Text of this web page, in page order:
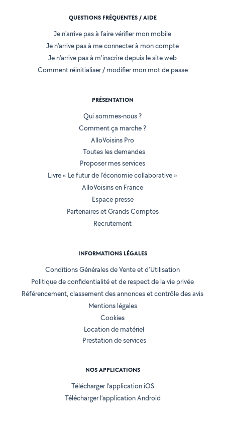
QUESTIONS FRÉQUENTES / AIDE
Je n'arrive pas à faire vérifier mon mobile
Je n'arrive pas à me connecter à mon compte
Je n'arrive pas à m'inscrire depuis le site web
Comment réinitialiser / modifier mon mot de passe
PRÉSENTATION
Qui sommes-nous ?
Comment ça marche ?
AlloVoisins Pro
Toutes les demandes
Proposer mes services
Livre « Le futur de l'économie collaborative »
AlloVoisins en France
Espace presse
Partenaires et Grands Comptes
Recrutement
INFORMATIONS LÉGALES
Conditions Générales de Vente et d'Utilisation
Politique de confidentialité et de respect de la vie privée
Référencement, classement des annonces et contrôle des avis
Mentions légales
Cookies
Location de matériel
Prestation de services
NOS APPLICATIONS
Télécharger l’application iOS
Télécharger l’application Android